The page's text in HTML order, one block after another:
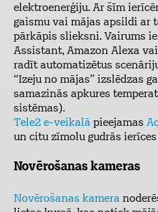
elektroenerģiju. Ar šīm
gaismu vai mājas apsildi ar
pārkāpis slieksni. Vairums
Assistant, Amazon Alexa
radīt automatizētus
“Izeju no mājas” izslēdzas
samazinās apkures
sistēmas).
Tele2 e-veikalā pieejamas
un citu zīmolu gudrās
Novērošanas kameras
Novērošanas kamera